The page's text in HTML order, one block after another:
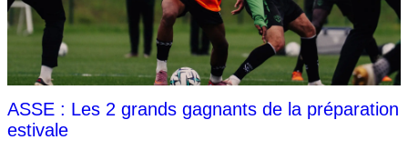
ASSE : Les 2 grands gagnants de la préparation
estivale